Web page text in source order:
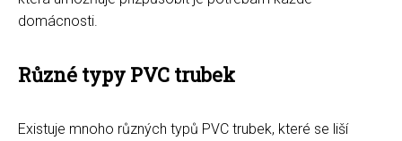
domácnosti.
Různé typy PVC trubek
Existuje mnoho různých typů PVC trubek, které se liší